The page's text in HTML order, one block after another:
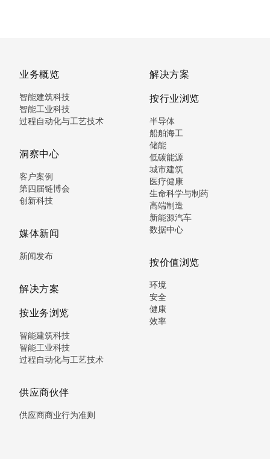
业务概览
智能建筑科技
智能工业科技
过程自动化与工艺技术
洞察中心
客户案例
第四届链博会
创新科技
媒体新闻
新闻发布
解决方案
按业务浏览
智能建筑科技
智能工业科技
过程自动化与工艺技术
供应商伙伴
供应商商业行为准则
解决方案
按行业浏览
半导体
船舶海工
储能
低碳能源
城市建筑
医疗健康
生命科学与制药
高端制造
新能源汽车
数据中心
按价值浏览
环境
安全
健康
效率